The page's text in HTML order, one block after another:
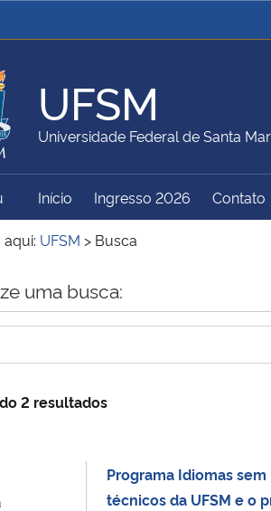
Ministério da Justiça e
da Agricultura,
Abastecimento
Ministério da Educação
Meio Ambiente Ministério do Turismo
UFSM
Universidade Federal de Santa
Menu Principal do Sítio
Início Ingresso 2026 Contato
UFSM > Busca
uma busca:
2 resultados
Programa Idiomas
técnicos da UFSM e o